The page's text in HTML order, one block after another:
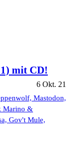
mit CD!
6 Okt. 21
Mastodon,
Marino &
Gov't Mule,